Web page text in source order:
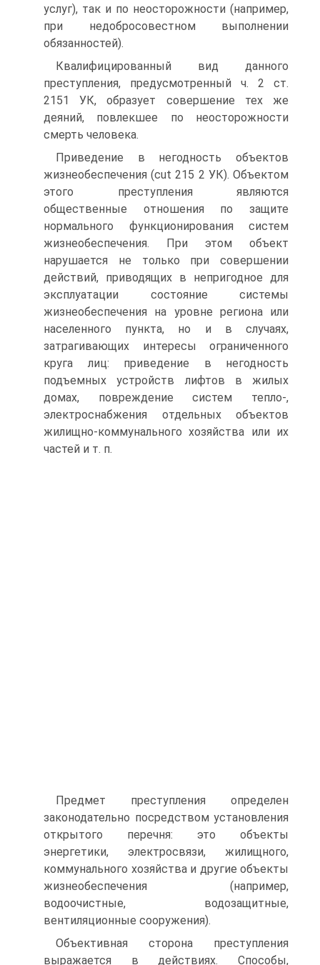
услуг), так и по неосторожности (например,
при недобросовестном выполнении
обязанностей).
Квалифицированный вид данного
преступления, предусмотренный ч. 2 ст.
2151 УК, образует совершение тех же
деяний, повлекшее по неосторожности
смерть человека.
Приведение в негодность объектов
жизнеобеспечения (cut 215 2 УК). Объектом
этого преступления являются
общественные отношения по защите
нормального функционирования систем
жизнеобеспечения. При этом объект
нарушается не только при совершении
действий, приводящих в непригодное для
эксплуатации состояние системы
жизнеобеспечения на уровне региона или
населенного пункта, но и в случаях,
затрагивающих интересы ограниченного
круга лиц: приведение в негодность
подъемных устройств лифтов в жилых
домах, повреждение систем тепло-,
электроснабжения отдельных объектов
жилищно-коммунального хозяйства или их
частей и т. п.
Предмет преступления определен
законодательно посредством установления
открытого перечня: это объекты
энергетики, электросвязи, жилищного,
коммунального хозяйства и другие объекты
жизнеобеспечения (например,
водоочистные, водозащитные,
вентиляционные сооружения).
Объективная сторона преступления
выражается в действиях. Способы,